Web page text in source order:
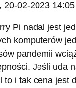
, 20-02-2023 14:05
Pi nadal jest
komputerów
pandemii
Jeśli uda
to i tak cena jest